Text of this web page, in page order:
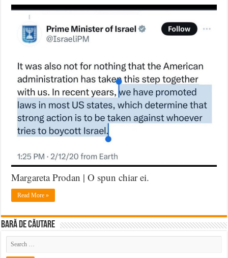
Margareta Prodan | O spun chiar ei.
Read More »
BARĂ DE CĂUTARE